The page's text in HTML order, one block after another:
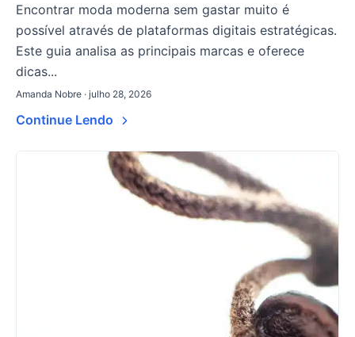
Encontrar moda moderna sem gastar muito é
possível através de plataformas digitais estratégicas.
Este guia analisa as principais marcas e oferece
dicas...
Amanda Nobre · julho 28, 2026
Continue Lendo